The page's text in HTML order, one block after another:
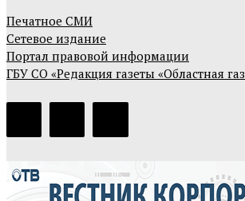
Печатное СМИ
Сетевое издание
Портал правовой информации
ГБУ СО «Редакция газеты «Областная